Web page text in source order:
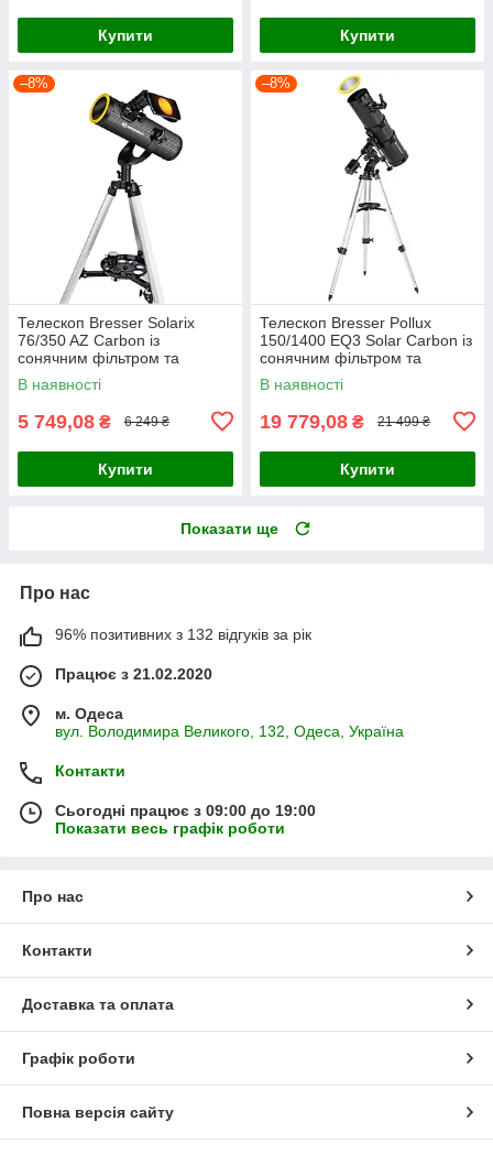
Купити Купити
–8%
Телескоп Bresser Solarix
76/350 AZ Carbon із
сонячним фільтром та
адаптером для смартфону
(4676359)
В наявності
5 749,08 ₴ 6 249 ₴
Купити
–8%
Телескоп Bresser Pollux
150/1400 EQ3 Solar Carbon із
сонячним фільтром та
адаптером для смартфону
(4690900)
В наявності
19 779,08 ₴ 21 499 ₴
Купити
Показати ще
Про нас
96% позитивних з 132 відгуків за рік
Працює з 21.02.2020
м. Одеса
вул. Володимира Великого, 132, Одеса, Україна
Контакти
Сьогодні працює з 09:00 до 19:00
Показати весь графік роботи
Про нас
Контакти
Доставка та оплата
Графік роботи
Повна версія сайту